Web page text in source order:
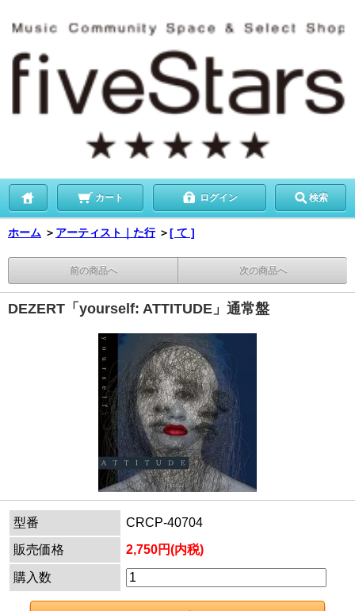
カート ログイン 検索
ホーム ＞ アーティスト｜た行 ＞[ て ]
前の商品へ 次の商品へ
DEZERT「yourself: ATTITUDE」通常盤
型番
CRCP-40704
販売価格
2,750円(内税)
購入数